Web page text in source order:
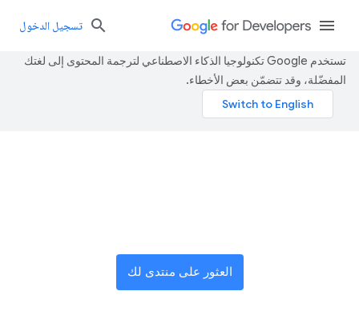
تسجيل الدخول
تستخدم Google تكنولوجيا الذكاء الاصطناعي لترجمة المحتوى إلى لغتك
المفضّلة، وقد تتضمّن بعض الأخطاء.
العثور على منتدى لك